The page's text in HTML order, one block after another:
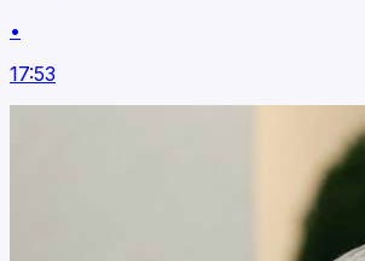
•
17:53